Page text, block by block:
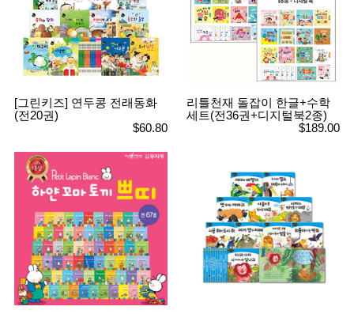
[그린키즈] 연두콩 전래동화
(전20권)
$60.80
리틀천재 돌잡이 한글+수학
세트(전36권+디지털북2종)
$189.00